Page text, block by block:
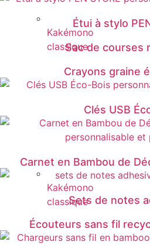
Kakémono
classique
Kakémono
classique
Étui à stylo
Sac de courses
Crayons graine
Clés USB
Carnet en Bambou de
Sets de notes
Écouteurs sans fil